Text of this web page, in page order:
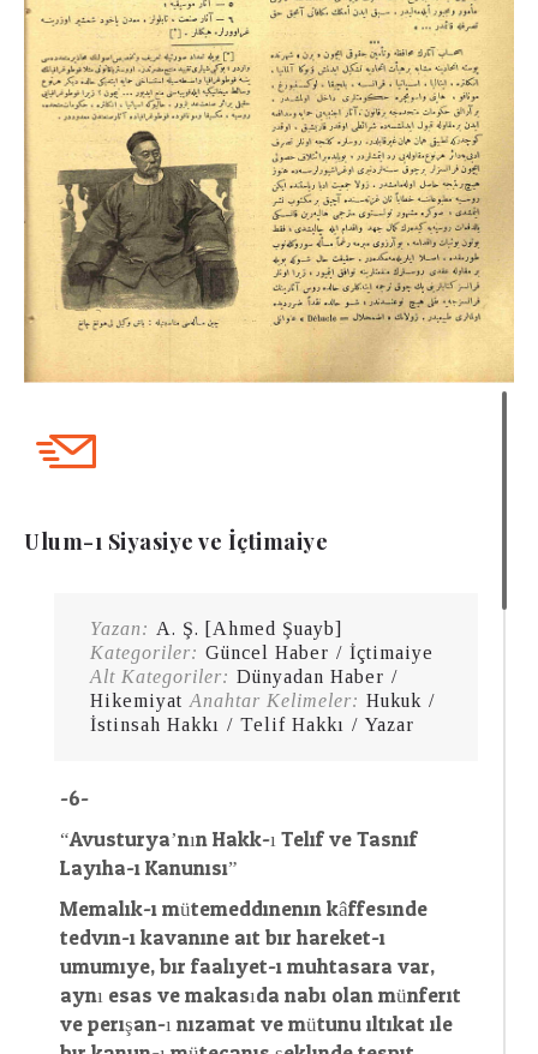
Ulum-ı Siyasiye ve İçtimaiye
Yazan: A. Ş. [Ahmed Şuayb]
Kategoriler: Güncel Haber / İçtimaiye
Alt Kategoriler: Dünyadan Haber /
Hikemiyat Anahtar Kelimeler: Hukuk /
İstinsah Hakkı / Telif Hakkı / Yazar
-6-
“Avusturya’nın Hakk-ı Telif ve Tasnif
Layiha-i Kanunisi”
Memalik-i mütemeddinenin kâffesinde
tedvin-i kavanine ait bir hareket-i
umumiye, bir faaliyet-i muhtasara var;
aynı esas ve makasıda nabi olan münferit
ve perişan-ı nizamat ve mütunu iltikat ile